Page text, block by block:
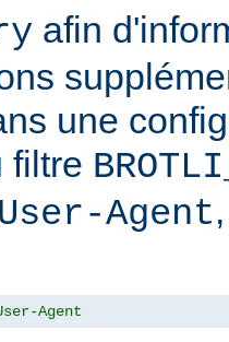
afin
une
filtre
User-Agent
Agent